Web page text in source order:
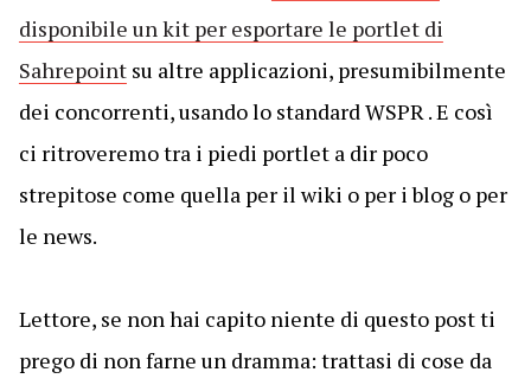
disponibile un kit per esportare le portlet di
Sahrepointsu altre applicazioni, presumibilmente
dei concorrenti, usando lo standard WSPR . E così
ci ritroveremo tra i piedi portlet a dir poco
strepitose come quella per il wiki o per i blog o per
le news.
Lettore, se non hai capito niente di questo post ti
prego di non farne un dramma: trattasi di cose da